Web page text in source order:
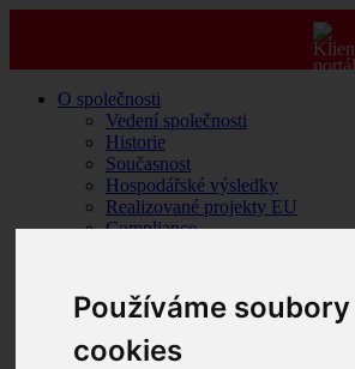
Používáme soubory
cookies
O společnosti
Vedení společnosti
Historie
Současnost
Hospodářské výsledky
Realizované projekty EU
Compliance
ENETIQA
Etický kodex pro
Whistleblowing
Zpracování osobních údajů